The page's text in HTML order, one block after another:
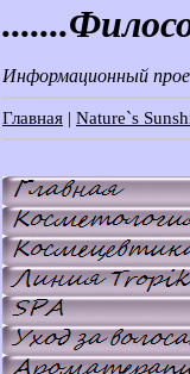
Информационный
Главная | Nature`s